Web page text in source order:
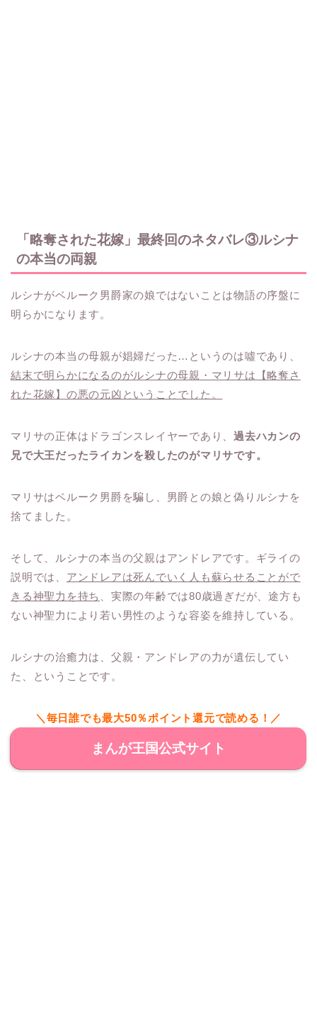
「略奪された花嫁」最終回のネタバレ③ルシナ
の本当の両親
ルシナがベルーク男爵家の娘ではないことは物語の序盤に
明らかになります。
ルシナの本当の母親が娼婦だった…というのは噓であり、
結末で明らかになるのがルシナの母親・マリサは【略奪さ
れた花嫁】の悪の元凶ということでした。
マリサの正体はドラゴンスレイヤーであり、過去ハカンの
兄で大王だったライカンを殺したのがマリサです。
マリサはベルーク男爵を騙し、男爵との娘と偽りルシナを
捨てました。
そして、ルシナの本当の父親はアンドレアです。ギライの
説明では、 アンドレアは死んでいく人も蘇らせることがで
きる神聖力を持ち
、実際の年齢では80歳過ぎだが、途方も
ない神聖力により若い男性のような容姿を維持している。
ルシナの治癒力は、父親・アンドレアの力が遺伝してい
た、ということです。
＼毎日誰でも最大50％ポイント還元で読める！／
まんが王国公式サイト